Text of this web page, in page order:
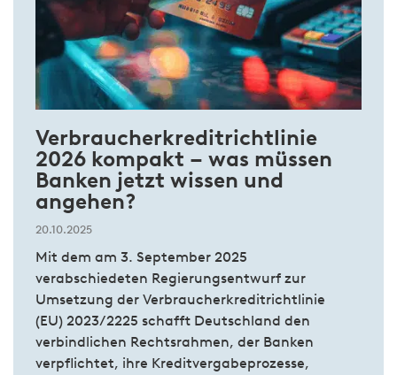
Verbraucherkreditrichtlinie
2026 kompakt – was müssen
Banken jetzt wissen und
angehen?
20.10.2025
Mit dem am 3. September 2025
verabschiedeten Regierungsentwurf zur
Umsetzung der Verbraucherkreditrichtlinie
(EU) 2023/2225 schafft Deutschland den
verbindlichen Rechtsrahmen, der Banken
verpflichtet, ihre Kreditvergabeprozesse,